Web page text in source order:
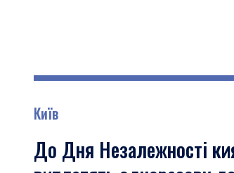
Київ
До Дня Незалежності